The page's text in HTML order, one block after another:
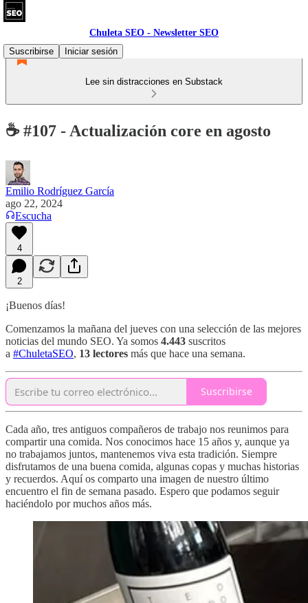
Chuleta SEO - Newsletter SEO
Suscribirse
Iniciar sesión
Lee sin distracciones en Substack
☕ #107 - Actualización core en agosto
Emilio Rodríguez García
ago 22, 2024
Escucha
4
2
¡Buenos días!
Comenzamos la mañana del jueves con una selección de las mejores
noticias del mundo SEO. Ya somos 4.443 suscritos
a #ChuletaSEO, 13 lectores más que hace una semana.
Suscribirse
Cada año, tres antiguos compañeros de trabajo nos reunimos para
compartir una comida. Nos conocimos hace 15 años y, aunque ya
no trabajamos juntos, mantenemos viva esta tradición. Siempre
disfrutamos de una buena comida, algunas copas y muchas historias
y recuerdos. Aquí os comparto una imagen de nuestro último
encuentro el fin de semana pasado. Espero que podamos seguir
haciéndolo por muchos años más.